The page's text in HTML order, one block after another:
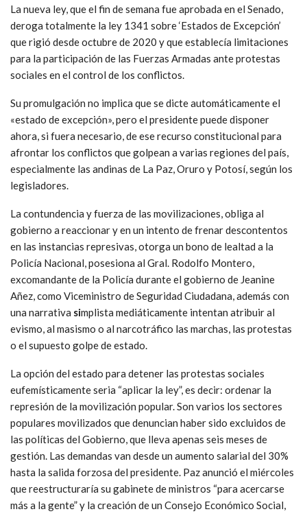
La nueva ley, que el fin de semana fue aprobada en el Senado,
deroga totalmente la ley 1341 sobre ‘Estados de Excepción’
que rigió desde octubre de 2020 y que establecía limitaciones
para la participación de las Fuerzas Armadas ante protestas
sociales en el control de los conflictos.
Su promulgación no implica que se dicte automáticamente el
«estado de excepción», pero el presidente puede disponer
ahora, si fuera necesario, de ese recurso constitucional para
afrontar los conflictos que golpean a varias regiones del país,
especialmente las andinas de La Paz, Oruro y Potosí, según los
legisladores.
La contundencia y fuerza de las movilizaciones, obliga al
gobierno a reaccionar y en un intento de frenar descontentos
en las instancias represivas, otorga un bono de lealtad a la
Policía Nacional, posesiona al Gral. Rodolfo Montero,
excomandante de la Policía durante el gobierno de Jeanine
Añez, como Viceministro de Seguridad Ciudadana, además con
una narrativa simplista mediáticamente intentan atribuir al
evismo, al masismo o al narcotráfico las marchas, las protestas
o el supuesto golpe de estado.
La opción del estado para detener las protestas sociales
eufemísticamente seria “aplicar la ley”, es decir: ordenar la
represión de la movilización popular. Son varios los sectores
populares movilizados que denuncian haber sido excluidos de
las políticas del Gobierno, que lleva apenas seis meses de
gestión. Las demandas van desde un aumento salarial del 30%
hasta la salida forzosa del presidente. Paz anunció el miércoles
que reestructuraría su gabinete de ministros “para acercarse
más a la gente” y la creación de un Consejo Económico Social,